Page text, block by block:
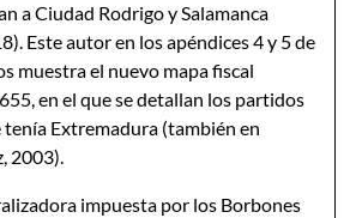
a Ciudad Rodrigo y Salamanca
Este autor en los apéndices 4 y 5 de
muestra el nuevo mapa fiscal
en el que se detallan los partidos
tenía Extremadura (también en
2003).
impuesta por los Borbones